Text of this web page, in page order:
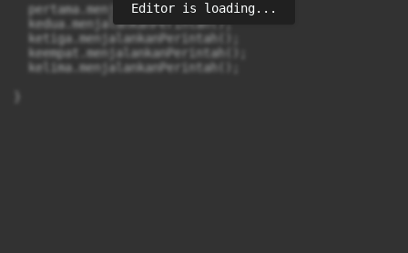
  pertama.menjalankanPerintah();
  kedua.menjalankanPerintah();
  ketiga.menjalankanPerintah();
  keempat.menjalankanPerintah();
  kelima.menjalankanPerintah();
Editor is loading...